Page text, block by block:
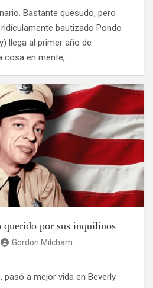
Bastante quesudo, pero
bautizado Pondo
llega al primer año de
cosa en mente,…
querido por sus inquilinos
Gordon Milcham
pasó a mejor vida en Beverly